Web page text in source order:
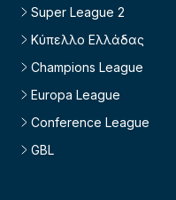
Super League 2
Κύπελλο Ελλάδας
Champions League
Europa League
Conference League
GBL